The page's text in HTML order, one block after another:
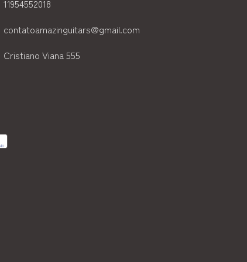
11954552018
contatoamazinguitars@gmail.com
Cristiano Viana 555